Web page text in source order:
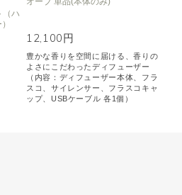
（ハ
12,100円
豊かな香りを空間に届ける、香りの
よさにこだわったディフューザー
（内容：ディフューザー本体、フラ
スコ、サイレンサー、フラスコキャ
ップ、USBケーブル 各1個）